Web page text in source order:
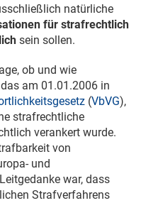
natürliche
für strafrechtlich
sein sollen.
ob und wie
am 01.01.2006 in
(VbVG),
strafrechtliche
verankert wurde.
von
und
war, dass
Strafverfahrens